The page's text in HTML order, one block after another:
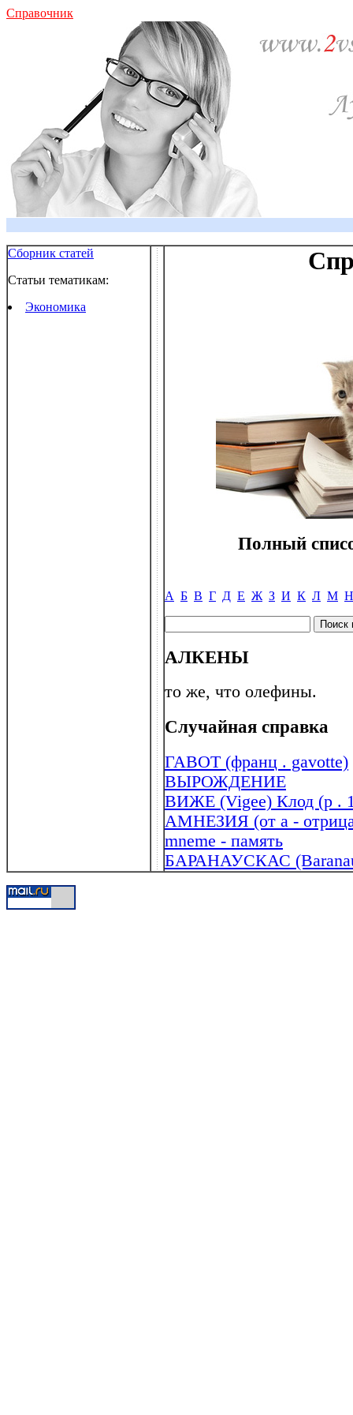
Справочник
Сборник статей
Статьи тематикам:
Экономика
Полный
А Б В Г Д Е Ж З И К Л М Н
АЛКЕНЫ
то же, что олефины.
Случайная справка
ГАВОТ (франц . gavotte)
ВЫРОЖДЕНИЕ
ВИЖЕ (Vigee) Клод (р .
АМНЕЗИЯ (от a -
mneme - память
БАРАНАУСКАС